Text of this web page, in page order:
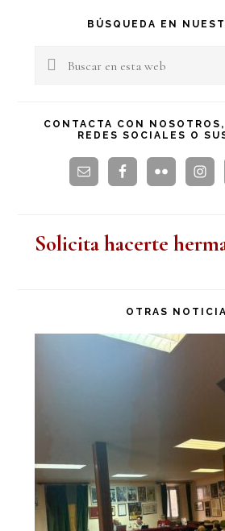
Barra
lateral
BÚSQUEDA EN
Buscar
esta
CONTACTA CON
REDES SOCIALES O
Solicita hacerte
OTRAS